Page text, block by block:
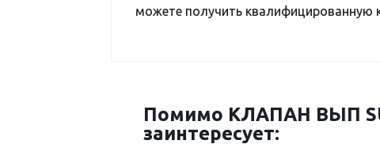
можете получить квалифицированную
Помимо КЛАПАН ВЫП
заинтересует: